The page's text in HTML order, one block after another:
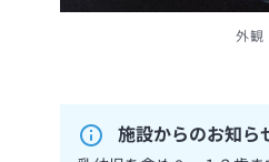
外観
施設からのお知ら